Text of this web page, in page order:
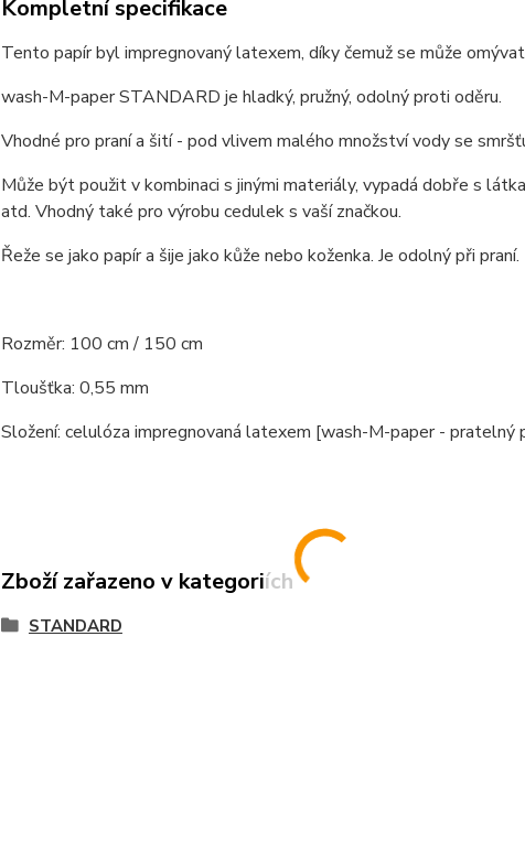
Kompletní specifikace
Tento papír byl impregnovaný latexem, díky čemuž se může
wash-M-paper STANDARD je hladký, pružný, odolný proti oděru.
Vhodné pro praní a šití - pod vlivem malého množství vody se
Může být použit v kombinaci s jinými materiály, vypadá dobře s
atd. Vhodný také pro výrobu cedulek s vaší značkou.
Řeže se jako papír a šije jako kůže nebo koženka. Je odolný při praní.
Rozměr: 100 cm / 150 cm
Tloušťka: 0,55 mm
Složení: celulóza impregnovaná latexem [wash-M-paper - pratelný
Zboží zařazeno v kategoriích
STANDARD